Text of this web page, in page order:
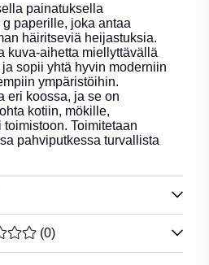
painatuksella
paperille, joka antaa
häiritseviä heijastuksia.
kuva-aihetta miellyttävällä
sopii yhtä hyvin moderniin
ympäristöihin.
eri koossa, ja se on
kotiin, mökille,
Toimitetaan
pahviputkessa turvallista
0 / 5
(0)